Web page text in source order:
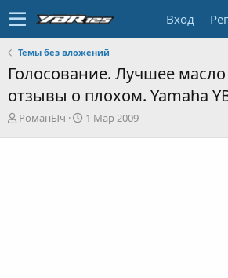
Вход
Темы без вложений
Голосование. Лучшее масло
отзывы о плохом. Yamaha
А
РоманЫч
Д1 Мар 2009